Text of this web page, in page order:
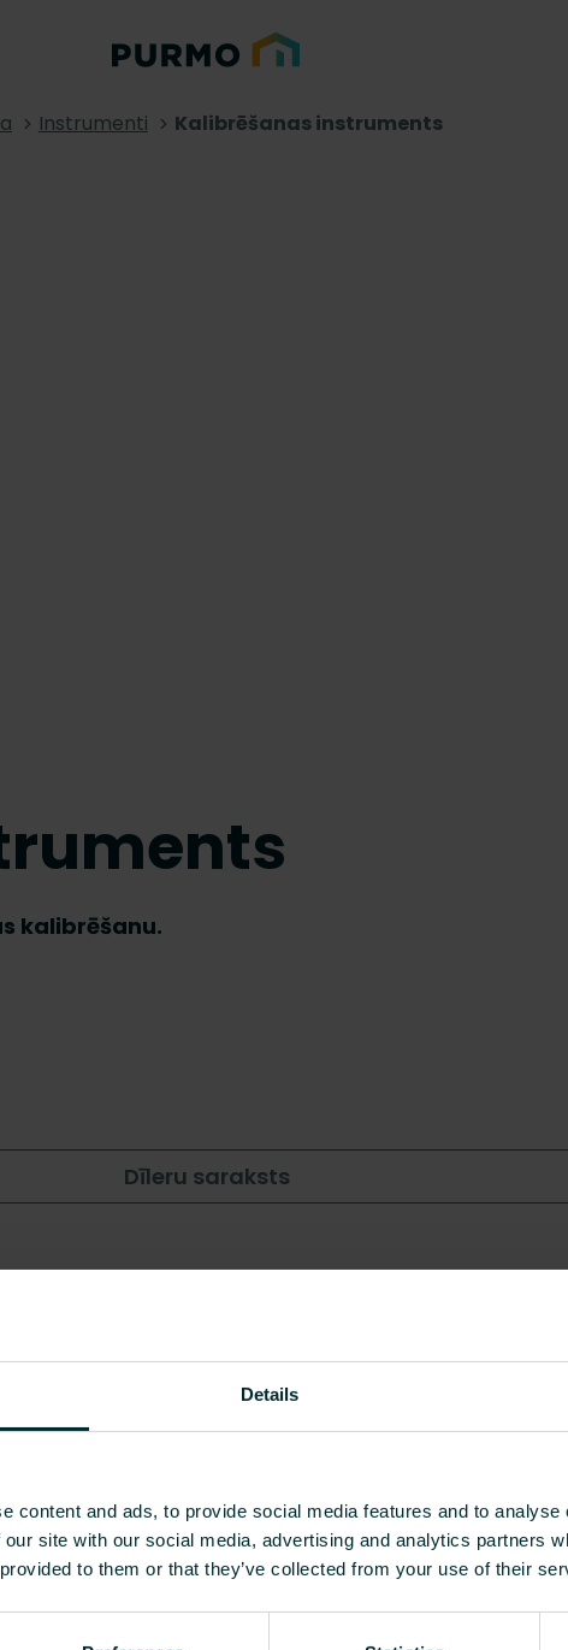
Details
content and ads, to provide social media features and to
site with our social media, advertising and analytics partners
to them or that they’ve collected from your use of their
Instrumenti Kalibrēšanas instruments
kalibrēšanu.
Dīleru saraksts
17 un 20 mm atjauno cauruļu